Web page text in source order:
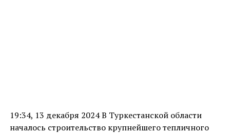
19:34, 13 декабря 2024 В Туркестанской области
началось строительство крупнейшего тепличного